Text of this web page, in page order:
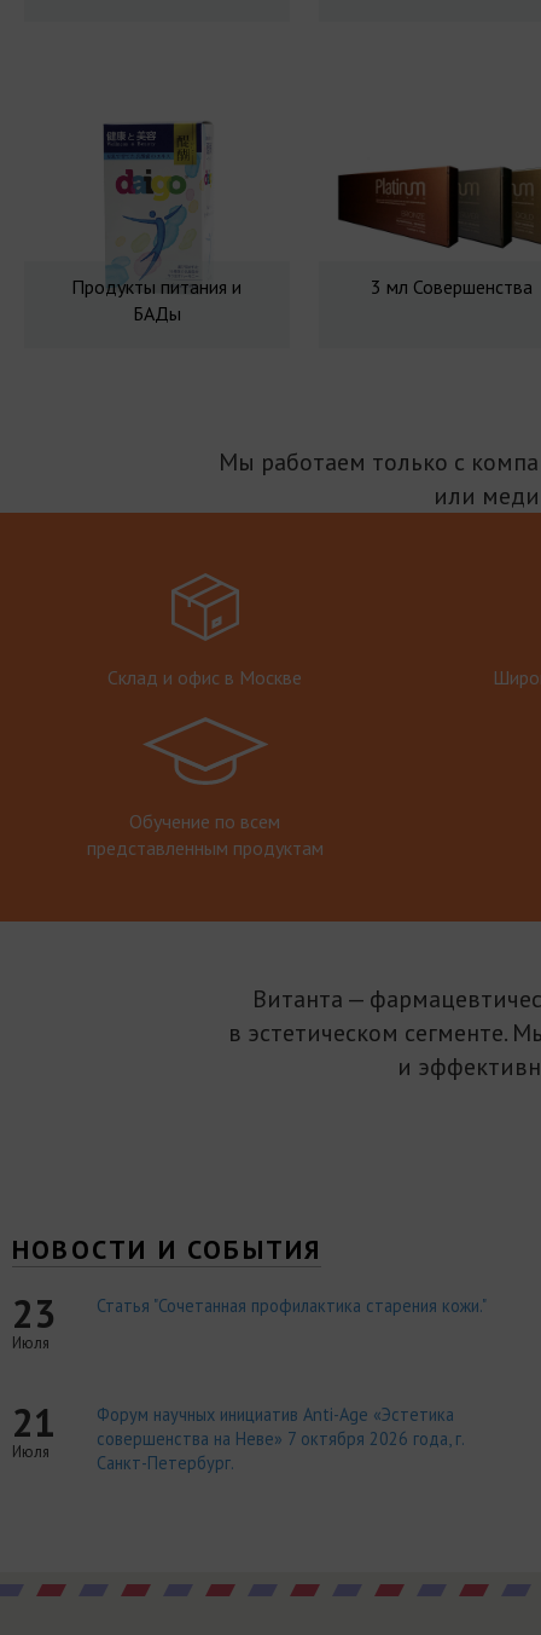
Продукты питания и
БАДы
3 мл Совершенства
Мы работаем только с
или
Склад и офис в Москве
Обучение по всем
представленным продуктам
Витанта —
в эстетическом сегменте.
и
НОВОСТИ И СОБЫТИЯ
23
Июля
Статья "Сочетанная профилактика старения кожи."
21
Июля
Форум научных инициатив Anti-Age «Эстетика
совершенства на Неве» 7 октября 2026 года, г.
Санкт-Петербург.